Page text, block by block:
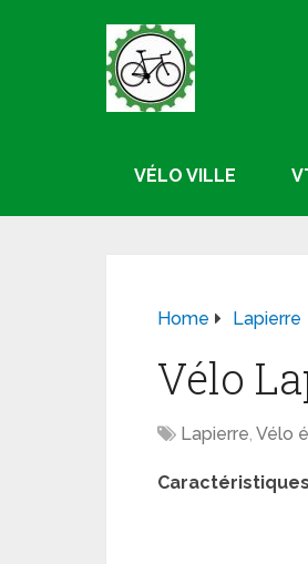
VÉLO VILLE
Home Lapierre
Vélo
Lapierre, Vélo